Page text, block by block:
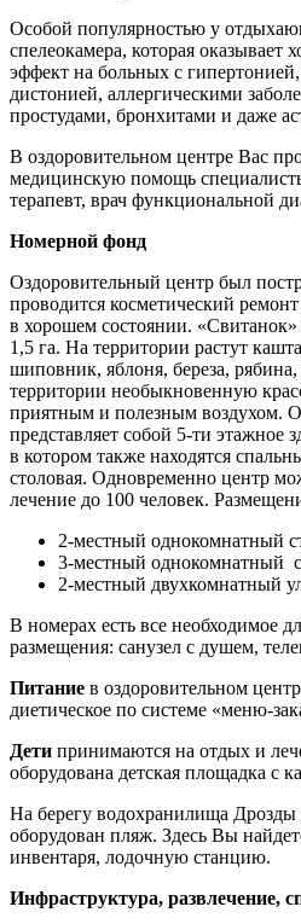
Особой популярностью у
спелеокамера, которая оказывает
эффект на больных с гипертонией,
дистонией, аллергическими
простудами, бронхитами и даже
В оздоровительном центре Вас
медицинскую помощь
терапевт, врач функциональной
Номерной фонд
Оздоровительный центр был
проводится косметический
в хорошем состоянии.
1,5 га. На территории растут
шиповник, яблоня, береза,
территории необыкновенную
приятным и полезным воздухом.
представляет собой 5-ти этажное
в котором также находятся
столовая. Одновременно центр
лечение до 100 человек.
2-местный однокомнатный
3-местный однокомнатный
2-местный двухкомнатный
В номерах есть все необходимое
размещения: санузел с душем,
Питание в оздоровительном
диетическое по системе «меню-
Дети принимаются на отдых и
оборудована детская площадка с
На берегу водохранилища
оборудован пляж. Здесь Вы
инвентаря, лодочную станцию.
Инфраструктура, развлечение,